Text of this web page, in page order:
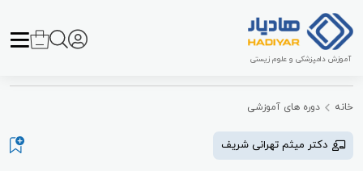
آموزش دامپزشکی و علوم زیستی
خانه دوره های آموزشی
دکتر میثم تهرانی شریف